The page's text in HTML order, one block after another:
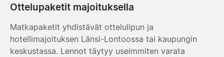
Ottelupaketit majoituksella
Matkapaketit yhdistävät ottelulipun ja
hotellimajoituksen Länsi-Lontoossa tai kaupungin
keskustassa. Lennot täytyy useimmiten varata